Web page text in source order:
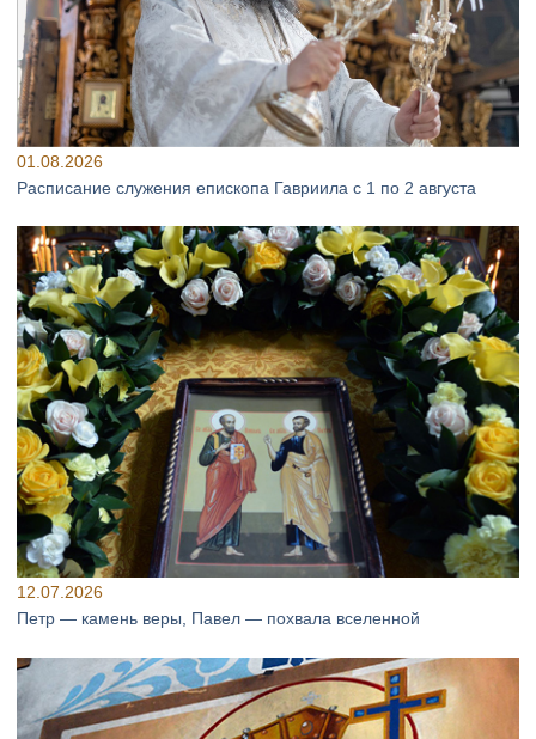
01.08.2026
Расписание служения епископа Гавриила с 1 по 2 августа
12.07.2026
Петр — камень веры, Павел — похвала вселенной